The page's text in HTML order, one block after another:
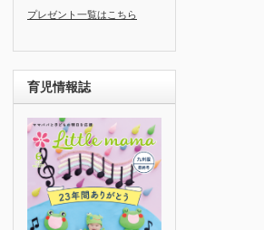
プレゼント一覧はこちら
育児情報誌